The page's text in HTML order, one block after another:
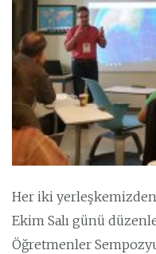
Her iki
Ekim Salı günü
Öğretmenler